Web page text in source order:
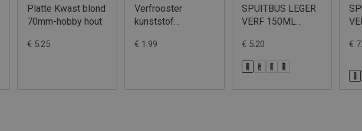
Platte Kwast blond
70mm-hobby hout
€ 5.25
Verfrooster
kunststof
€ 1.99
SPUITBUS LEGER
VERF 150ML
€ 5.20 €